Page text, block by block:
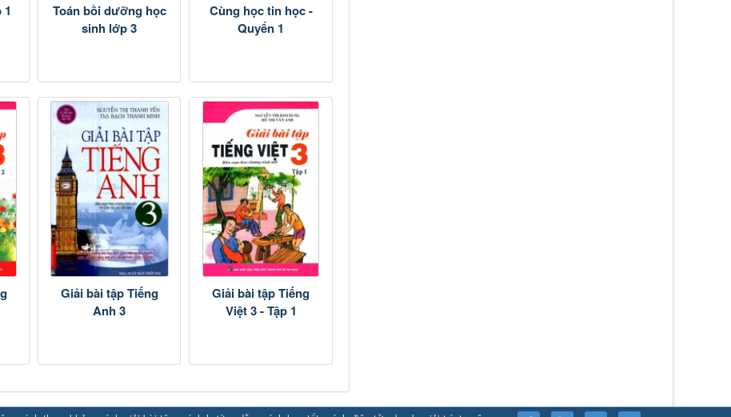
1
Toán bồi dưỡng học
sinh lớp 3
Cùng học tin học -
Quyển 1
Giải bài tập Tiếng
Anh 3
Giải bài tập Tiếng
Việt 3 - Tập 1